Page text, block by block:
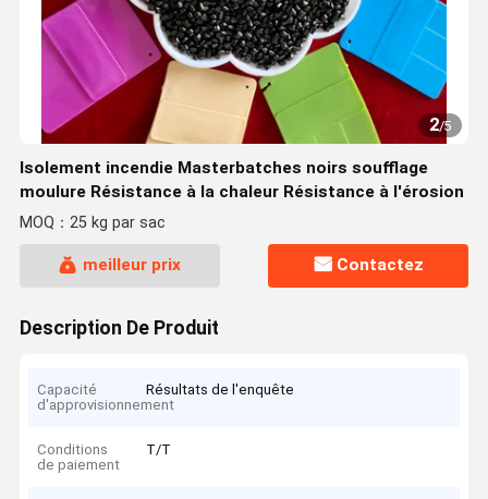
2/5
Isolement incendie Masterbatches noirs soufflage
moulure Résistance à la chaleur Résistance à l'érosion
MOQ：25 kg par sac
meilleur prix Contactez
Description De Produit
Capacité
d'approvisionnement
Résultats de l'enquête
Conditions
de paiement
T/T